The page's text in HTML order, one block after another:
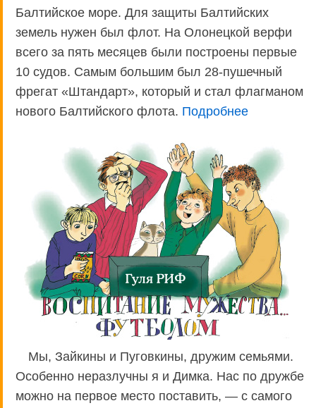
Балтийское море. Для защиты Балтийских
земель нужен был флот. На Олонецкой верфи
всего за пять месяцев были построены первые
10 судов. Самым большим был 28-пушечный
фрегат «Штандарт», который и стал флагманом
нового Балтийского флота. Подробнее
Мы, Зайкины и Пуговкины, дружим семьями.
Особенно неразлучны я и Димка. Нас по дружбе
можно на первое место поставить, — с самого